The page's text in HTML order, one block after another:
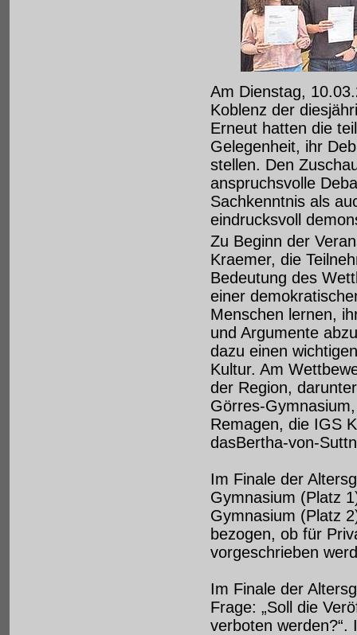
Am Dienstag,
Koblenz der
Erneut hatten die
Gelegenheit, ihr
stellen. Den
anspruchsvolle
Sachkenntnis als
eindrucksvoll
Zu Beginn der
Kraemer, die
Bedeutung des
einer
Menschen lernen,
und Argumente
dazu einen
Kultur. Am
der Region,
Görres-
Remagen, die IGS
dasBertha-von-
Im Finale der
Gymnasium (Platz
Gymnasium (Platz
bezogen, ob für
vorgeschrieben
Im Finale der
Frage: „Soll die
verboten werden?“.